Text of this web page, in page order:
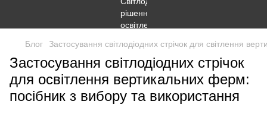
Блог Застосування світлодіодних стрічок для світлення
Застосування світлодіодних стрічок
для освітлення вертикальних ферм:
посібник з вибору та використання